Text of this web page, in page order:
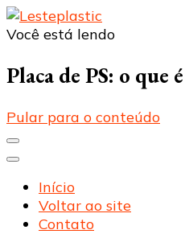
Você está lendo
Placa de PS: o que
Pular para o conteúdo
Início
Voltar ao site
Contato